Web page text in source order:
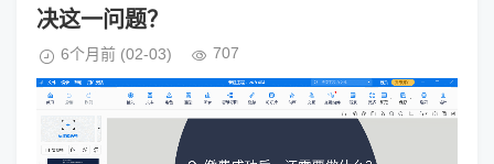
决这一问题？
6个月前 (02-03) 707